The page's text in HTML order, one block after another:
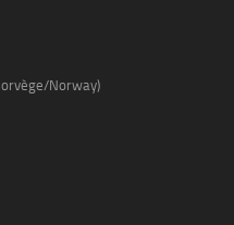
Norway)